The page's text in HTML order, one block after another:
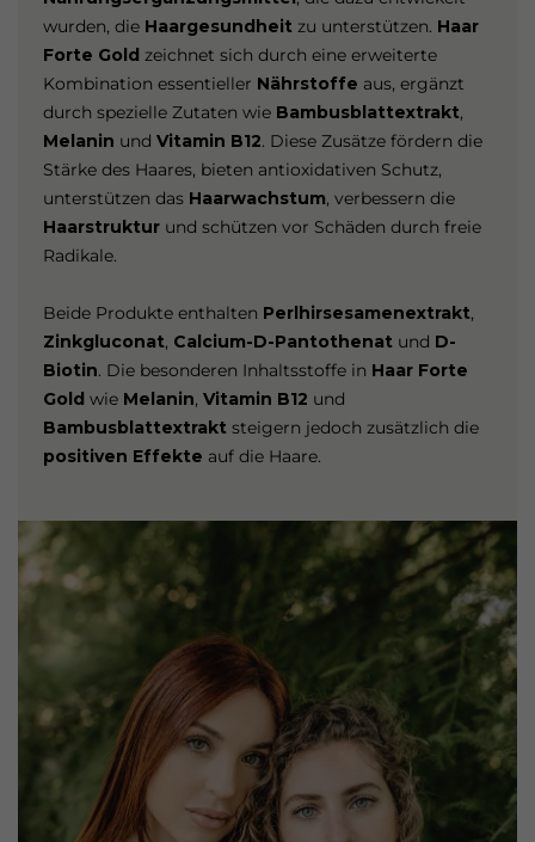
wurden, die Haargesundheitzu unterstützen. Haar
Forte Gold zeichnet sich durch eine erweiterte
Kombination essentieller Nährstoffe aus, ergänzt
durch spezielle Zutaten wie Bambusblattextrakt,
Melanin und Vitamin B12. Diese Zusätze fördern die
Stärke des Haares, bieten antioxidativen Schutz,
unterstützen das Haarwachstum, verbessern die
Haarstrukturund schützen vor Schäden durch freie
Radikale.
Beide Produkte enthalten Perlhirsesamenextrakt,
Zinkgluconat, Calcium-D-Pantothenatund D-
Biotin. Die besonderen Inhaltsstoffe in Haar Forte
Gold wie Melanin, Vitamin B12 und
Bambusblattextraktsteigern jedoch zusätzlich die
positiven Effekte auf die Haare.